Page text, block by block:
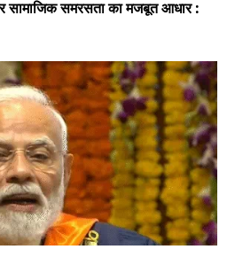
सवाल मत पूछिए,समाधान भी खोजें